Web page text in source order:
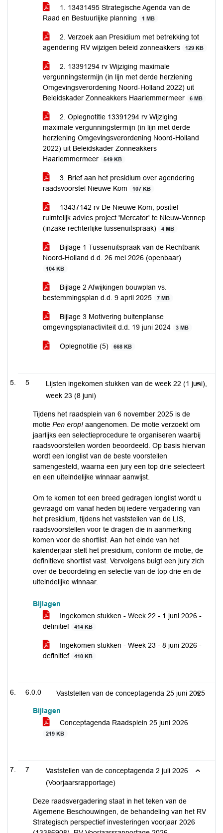
1. 13431495 Strategische Agenda van de
Raad en Bestuurlijke planning
1 MB
2. Verzoek aan Presidium met betrekking tot
agendering RV wijzigen beleid zonneakkers
129 KB
2. 13391294 rv Wijziging maximale
vergunningstermijn (in lijn met derde herziening
Omgevingsverordening Noord-Holland 2022) uit
Beleidskader Zonneakkers Haarlemmermeer
6 MB
2. Oplegnotitie 13391294 rv Wijziging
maximale vergunningstermijn (in lijn met derde
herziening Omgevingsverordening Noord-Holland
2022) uit Beleidskader Zonneakkers
Haarlemmermeer
549 KB
3. Brief aan het presidium over agendering
raadsvoorstel Nieuwe Kom
107 KB
13437142 rv De Nieuwe Kom; positief
ruimtelijk advies project 'Mercator' te Nieuw-Vennep
(inzake rechterlijke tussenuitspraak)
4 MB
Bijlage 1 Tussenuitspraak van de Rechtbank
Noord-Holland d.d. 26 mei 2026 (openbaar)
104 KB
Bijlage 2 Afwijkingen bouwplan vs.
bestemmingsplan d.d. 9 april 2025
7 MB
Bijlage 3 Motivering buitenplanse
omgevingsplanactiviteit d.d. 19 juni 2024
3 MB
Oplegnotitie (5) 668 KB
5
Lijsten ingekomen stukken van de week 22 (1 juni),
week 23 (8 juni)
Tijdens het raadsplein van 6 november 2025 is de
motie Pen erop!aangenomen. De motie verzoekt om
jaarlijks een selectieprocedure te organiseren waarbij
raadsvoorstellen worden beoordeeld. Op basis hiervan
wordt een longlist van de beste voorstellen
samengesteld, waarna een jury een top drie selecteert
en een uiteindelijke winnaar aanwijst.
Om te komen tot een breed gedragen longlist wordt u
gevraagd om vanaf heden bij iedere vergadering van
het presidium, tijdens het vaststellen van de LIS,
raadsvoorstellen voor te dragen die in aanmerking
komen voor de shortlist. Aan het einde van het
kalenderjaar stelt het presidium, conform de motie, de
definitieve shortlist vast. Vervolgens buigt een jury zich
over de beoordeling en selectie van de top drie en de
uiteindelijke winnaar.
Bijlagen
Ingekomen stukken - Week 22 - 1 juni 2026 -
definitief
414 KB
Ingekomen stukken - Week 23 - 8 juni 2026 -
definitief
410 KB
6.0.0 Vaststellen van de conceptagenda 25 juni 2025
Bijlagen
Conceptagenda Raadsplein 25 juni 2026
219 KB
7
Vaststellen van de conceptagenda 2 juli 2026
(Voorjaarsrapportage)
Deze raadsvergadering staat in het teken van de
Algemene Beschouwingen, de behandeling van het RV
Strategisch perspectief investeringen voorjaar 2026